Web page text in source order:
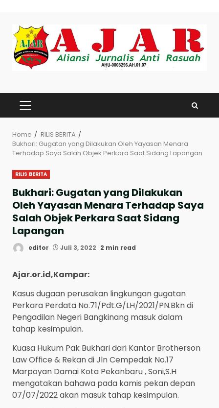
content
PRIMARY
MENU
Home
RILIS BERITA
Bukhari: Gugatan yang Dilakukan Oleh Yayasan Menara
Terhadap Saya Salah Objek Perkara Saat Sidang Lapangan
RILIS BERITA
Bukhari: Gugatan yang Dilakukan
Oleh Yayasan Menara Terhadap Saya
Salah Objek Perkara Saat Sidang
Lapangan
editor Juli 3, 2022 2 min read
Ajar.or.id,Kampar:
Kasus dugaan perusakan lingkungan gugatan
Perkara Perdata No.71/Pdt.G/LH/2021/PN.Bkn di
Pengadilan Negeri Bangkinang masuk dalam
tahap kesimpulan.
Kuasa Hukum Pak Bukhari dari Kantor Brotherson
Law Office & Rekan di Jln Cempedak No.17
Marpoyan Damai Kota Pekanbaru , Soni,S.H
mengatakan bahawa pada kamis pekan depan
07/07/2022 akan masuk tahap kesimpulan.